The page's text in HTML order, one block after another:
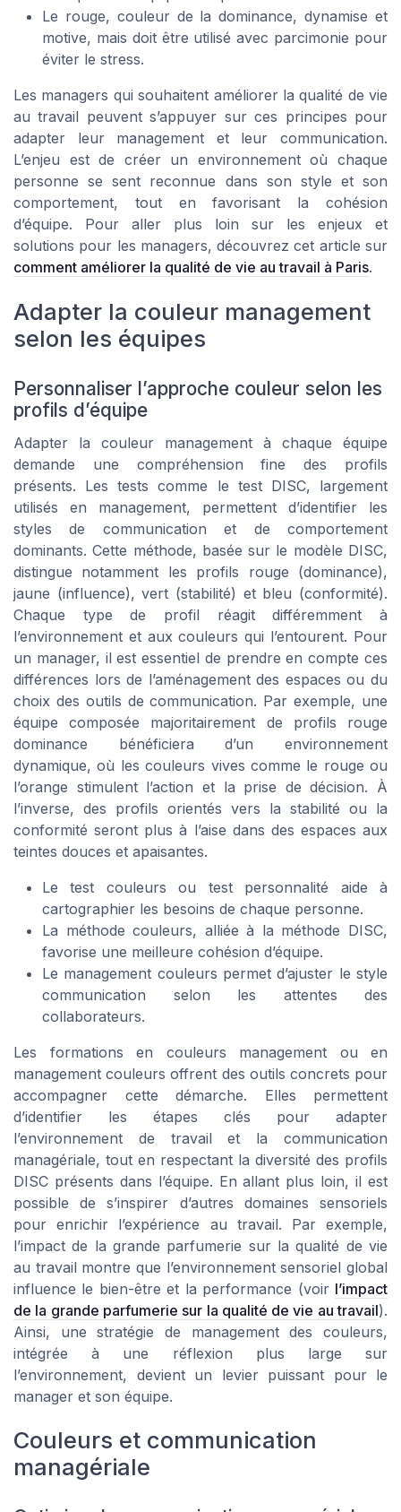
Le rouge, couleur de la dominance, dynamise et
motive, mais doit être utilisé avec parcimonie pour
éviter le stress.
Les managers qui souhaitent améliorer la qualité de vie
au travail peuvent s’appuyer sur ces principes pour
adapter leur management et leur communication.
L’enjeu est de créer un environnement où chaque
personne se sent reconnue dans son style et son
comportement, tout en favorisant la cohésion
d’équipe. Pour aller plus loin sur les enjeux et
solutions pour les managers, découvrez cet article sur
comment améliorer la qualité de vie au travail à Paris.
Adapter la couleur management
selon les équipes
Personnaliser l’approche couleur selon les
profils d’équipe
Adapter la couleur management à chaque équipe
demande une compréhension fine des profils
présents. Les tests comme le test DISC, largement
utilisés en management, permettent d’identifier les
styles de communication et de comportement
dominants. Cette méthode, basée sur le modèle DISC,
distingue notamment les profils rouge (dominance),
jaune (influence), vert (stabilité) et bleu (conformité).
Chaque type de profil réagit différemment à
l’environnement et aux couleurs qui l’entourent. Pour
un manager, il est essentiel de prendre en compte ces
différences lors de l’aménagement des espaces ou du
choix des outils de communication. Par exemple, une
équipe composée majoritairement de profils rouge
dominance bénéficiera d’un environnement
dynamique, où les couleurs vives comme le rouge ou
l’orange stimulent l’action et la prise de décision. À
l’inverse, des profils orientés vers la stabilité ou la
conformité seront plus à l’aise dans des espaces aux
teintes douces et apaisantes.
Le test couleurs ou test personnalité aide à
cartographier les besoins de chaque personne.
La méthode couleurs, alliée à la méthode DISC,
favorise une meilleure cohésion d’équipe.
Le management couleurs permet d’ajuster le style
communication selon les attentes des
collaborateurs.
Les formations en couleurs management ou en
management couleurs offrent des outils concrets pour
accompagner cette démarche. Elles permettent
d’identifier les étapes clés pour adapter
l’environnement de travail et la communication
managériale, tout en respectant la diversité des profils
DISC présents dans l’équipe. En allant plus loin, il est
possible de s’inspirer d’autres domaines sensoriels
pour enrichir l’expérience au travail. Par exemple,
l’impact de la grande parfumerie sur la qualité de vie
au travail montre que l’environnement sensoriel global
influence le bien-être et la performance (voir l’impact
de la grande parfumerie sur la qualité de vie au travail).
Ainsi, une stratégie de management des couleurs,
intégrée à une réflexion plus large sur
l’environnement, devient un levier puissant pour le
manager et son équipe.
Couleurs et communication
managériale